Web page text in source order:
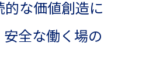
な価値創造に
全な働く場の